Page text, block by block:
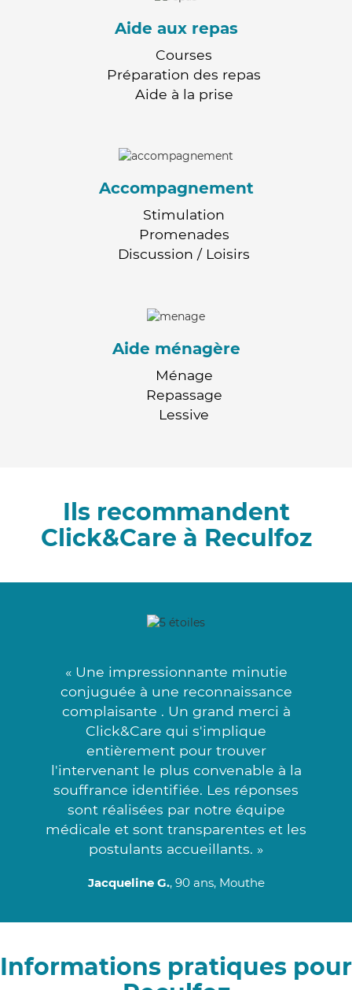
Aide aux repas
Courses
Préparation des repas
Aide à la prise
Accompagnement
Stimulation
Promenades
Discussion / Loisirs
Aide ménagère
Ménage
Repassage
Lessive
Ils recommandent
Click&Care à Reculfoz
« Une impressionnante minutie
conjuguée à une reconnaissance
complaisante . Un grand merci à
Click&Care qui s'implique
entièrement pour trouver
l'intervenant le plus convenable à la
souffrance identifiée. Les réponses
sont réalisées par notre équipe
médicale et sont transparentes et les
postulants accueillants. »
Jacqueline G., 90 ans, Mouthe
Informations pratiques pour